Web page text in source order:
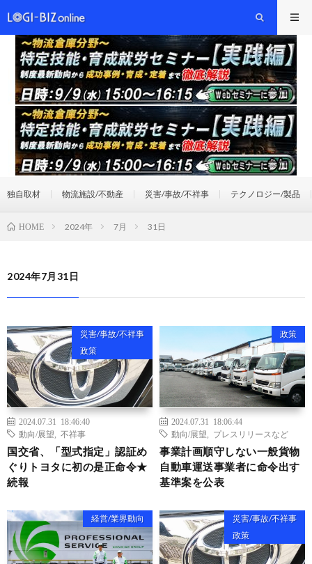
独自取材 物流施設/不動産 災害/事故/不祥事 テクノロジー/製品
HOME 2024年 7月 31日
2024年7月31日
災害/事故/不祥事
政策
2024.07.31 18:46:40
動向/展望
不祥事
国交省、「型式指定」認証め
ぐりトヨタに初の是正命令★
続報
政策
2024.07.31 18:06:44
動向/展望
プレスリリースなど
事業計画順守しない一般貨物
自動車運送事業者に命令出す
基準案を公表
経営/業界動向
災害/事故/不祥事
政策